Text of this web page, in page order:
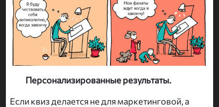
Персонализированные результаты.
Если квиз делается не для маркетинговой, а